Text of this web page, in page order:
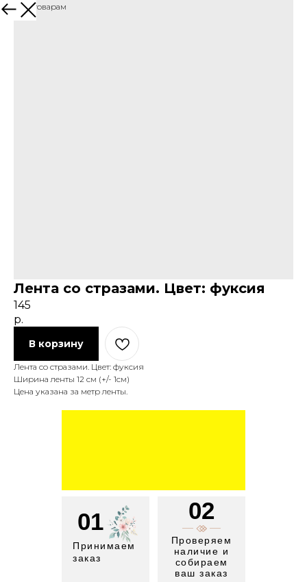
Назад к товарам
Лента со стразами. Цвет: фуксия
145
р.
В корзину
Лента со стразами. Цвет: фуксия
Ширина ленты 12 см (+/- 1см)
Цена указана за метр ленты.
01
Принимаем
заказ
02
Проверяем
наличие и
собираем
ваш заказ